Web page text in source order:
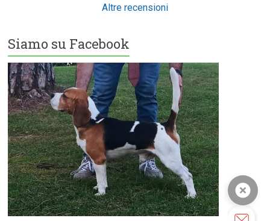
Altre recensioni
Siamo su Facebook